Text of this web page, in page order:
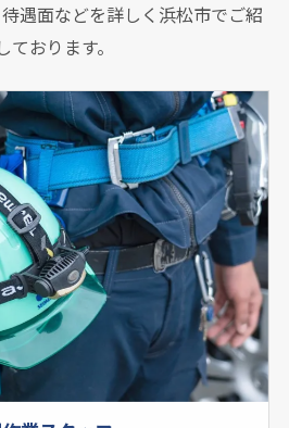
遇面などを詳しく浜松市でご紹
ております。